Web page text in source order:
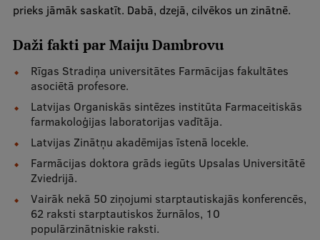
prieks jāmāk saskatīt. Dabā, dzejā, cilvēkos un zinātnē.
Daži fakti par Maiju Dambrovu
Rīgas Stradiņa universitātes Farmācijas fakultātes
asociētā profesore.
Latvijas Organiskās sintēzes institūta Farmaceitiskās
farmakoloģijas laboratorijas vadītāja.
Latvijas Zinātņu akadēmijas īstenā locekle.
Farmācijas doktora grāds iegūts Upsalas Universitātē
Zviedrijā.
Vairāk nekā 50 ziņojumi starptautiskajās konferencēs,
62 raksti starptautiskos žurnālos, 10
populārzinātniskie raksti.